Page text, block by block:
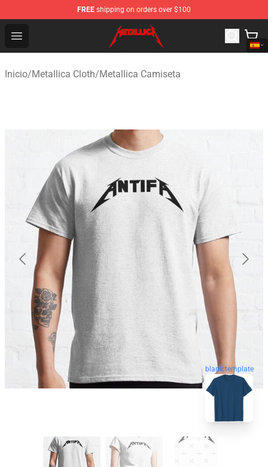
FREE shipping on orders over $100
Open menu
Metallica Store - Official Metallica Merchandise Shop
Inicio/Metallica Cloth/Metallica Camiseta
blank template